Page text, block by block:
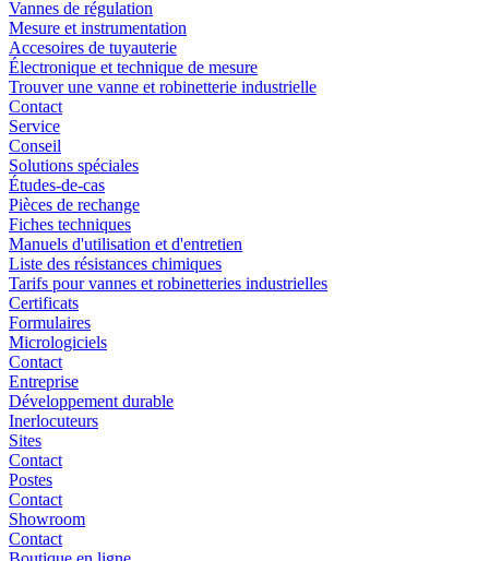
Vannes de régulation
Mesure et instrumentation
Accesoires de tuyauterie
Électronique et technique de mesure
Trouver une vanne et robinetterie industrielle
Contact
Service
Conseil
Solutions spéciales
Études-de-cas
Pièces de rechange
Fiches techniques
Manuels d'utilisation et d'entretien
Liste des résistances chimiques
Tarifs pour vannes et robinetteries industrielles
Certificats
Formulaires
Micrologiciels
Contact
Entreprise
Développement durable
Inerlocuteurs
Sites
Contact
Postes
Contact
Showroom
Contact